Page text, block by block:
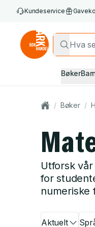
Kundeservice
Bøker
/ Bøker /
Utforsk
for
numeriske
Aktuelt